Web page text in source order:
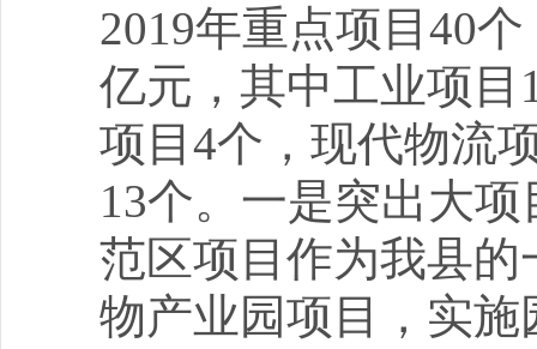
2019年重点项目40
亿元，其中工业项
项目4个，现代物流
13个。一是突出大
范区项目作为我县
物产业园项目，实